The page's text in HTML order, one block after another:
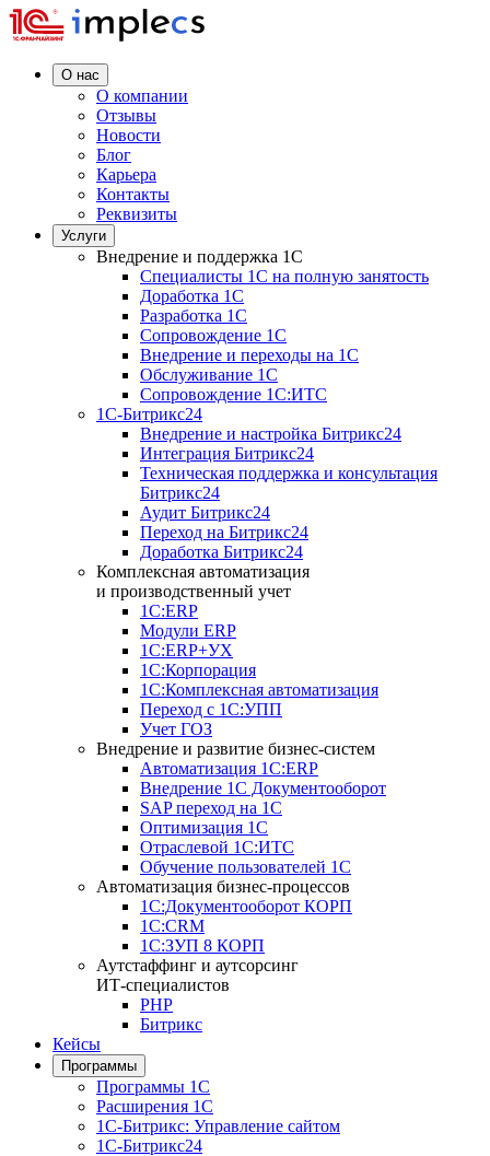
О нас
О компании
Отзывы
Новости
Блог
Карьера
Контакты
Реквизиты
Услуги
Внедрение и поддержка 1C
Специалисты 1C на полную занятость
Доработка 1C
Разработка 1C
Сопровождение 1C
Внедрение и переходы на 1C
Обслуживание 1C
Сопровождение 1C:ИТС
1С-Битрикс24
Внедрение и настройка Битрикс24
Интеграция Битрикс24
Техническая поддержка и консультация
Битрикс24
Аудит Битрикс24
Переход на Битрикс24
Доработка Битрикс24
Комплексная автоматизация
и производственный учет
1С:ERP
Модули ERP
1C:ERP+УХ
1С:Корпорация
1С:Комплексная автоматизация
Переход с 1С:УПП
Учет ГОЗ
Внедрение и развитие бизнес-систем
Автоматизация 1С:ERP
Внедрение 1С Документооборот
SAP переход на 1С
Оптимизация 1С
Отраслевой 1С:ИТС
Обучение пользователей 1С
Автоматизация бизнес-процессов
1С:Документооборот КОРП
1С:CRM
1С:ЗУП 8 КОРП
Аутстаффинг и аутсорсинг
ИТ-специалистов
PHP
Битрикс
Кейсы
Программы
Программы 1С
Расширения 1С
1С-Битрикс: Управление сайтом
1С-Битрикс24